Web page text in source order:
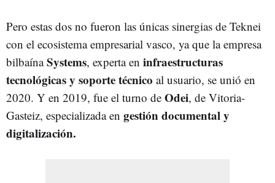
Pero estas dos no fueron las únicas sinergias de Teknei
con el ecosistema empresarial vasco, ya que la empresa
bilbaínaSystems, experta en infraestructuras
tecnológicas y soporte técnico al usuario, se unió en
2020. Y en 2019, fue el turno de Odei, de Vitoria-
Gasteiz, especializada en gestión documental y
digitalización.